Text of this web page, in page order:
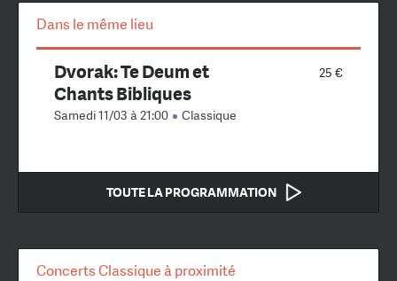
Dans le même lieu
25 €
Dvorak: Te Deum et
Chants Bibliques
Samedi 11/03 à 21:00 Classique
TOUTE LA PROGRAMMATION
Concerts Classique à proximité